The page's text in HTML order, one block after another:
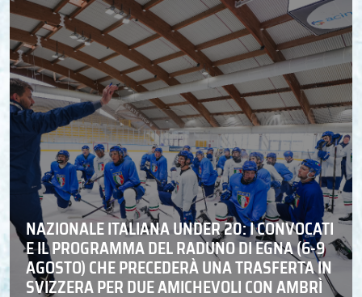
NAZIONALE ITALIANA UNDER 20: I CONVOCATI
E IL PROGRAMMA DEL RADUNO DI EGNA (6-9
AGOSTO) CHE PRECEDERÀ UNA TRASFERTA IN
SVIZZERA PER DUE AMICHEVOLI CON AMBRÌ